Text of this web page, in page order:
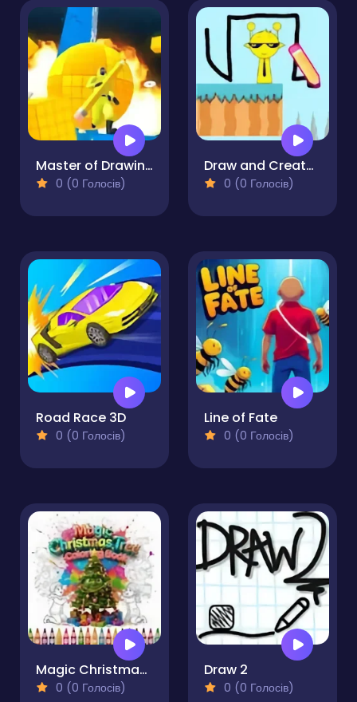
Master of Drawing
0 (0 Голосів)
Draw and Create Sprunki Road
0 (0 Голосів)
Road Race 3D
0 (0 Голосів)
Line of Fate
0 (0 Голосів)
Magic Christmas Tree Coloring Book
0 (0 Голосів)
Draw 2
0 (0 Голосів)